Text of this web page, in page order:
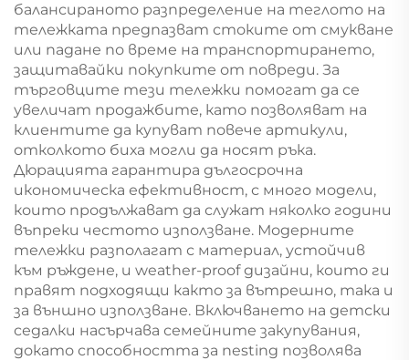
балансираното разпределение на теглото на
тележката предпазват стоките от смукване
или падане по време на транспортирането,
защитавайки покупките от повреди. За
търговците тези тележки помогат да се
увеличат продажбите, като позволяват на
клиентите да купуват повече артикули,
отколкото биха могли да носят ръка.
Дюрацията гарантира дългосрочна
икономическа ефективност, с много модели,
които продължават да служат няколко години
въпреки честото използване. Модерните
тележки разполагат с материал, устойчив
към ръждене, и weather-proof дизайни, които ги
правят подходящи както за вътрешно, така и
за външно използване. Включването на детски
седалки насърчава семейните закупувания,
докато способността за nesting позволява